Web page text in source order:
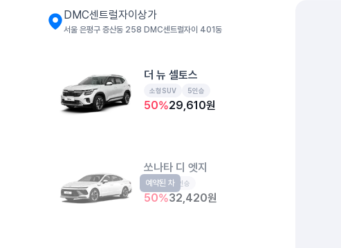
DMC센트럴자이상가 렌터카
DMC센트럴자이상가
서울 은평구 증산동 258 DMC센트럴자이 401동
더 뉴 셀토스
소형SUV 5인승
50%29,610원
쏘나타 디 엣지
중형 5인승
50%32,420원
예약된 차